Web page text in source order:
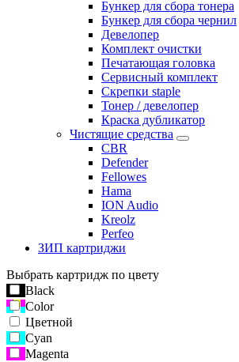
Бункер для сбора тонера
Бункер для сбора чернил
Девелопер
Комплект очистки
Печатающая головка
Сервисный комплект
Скрепки staple
Тонер / девелопер
Краска дубликатор
Чистящие средства
CBR
Defender
Fellowes
Hama
ION Audio
Kreolz
Perfeo
ЗИП картриджи
Выбрать картридж по цвету
Black
Color
Цветной
Cyan
Magenta